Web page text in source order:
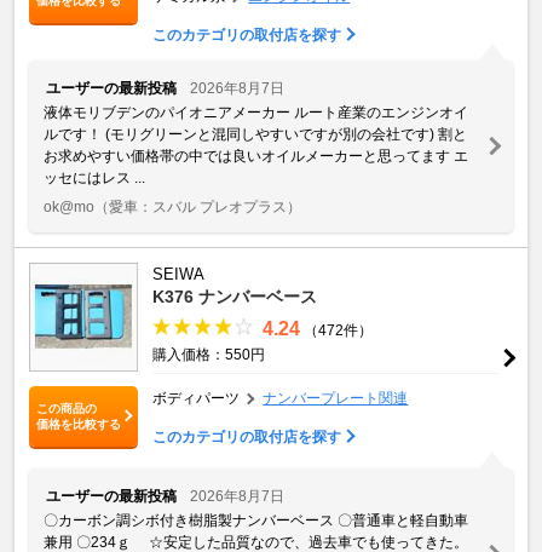
このカテゴリの取付店を探す
ユーザーの最新投稿
2026年8月7日
液体モリブデンのパイオニアメーカー ルート産業のエンジンオイ
ルです！ (モリグリーンと混同しやすいですが別の会社です) 割と
お求めやすい価格帯の中では良いオイルメーカーと思ってます エ
ッセにはレス ...
ok@mo （愛車：スバル プレオプラス）
この商品の
価格を比較する
SEIWA
K376 ナンバーベース
4.24
（472件）
購入価格：550円
ボディパーツ ナンバープレート関連
このカテゴリの取付店を探す
ユーザーの最新投稿
2026年8月7日
〇カーボン調シボ付き樹脂製ナンバーベース 〇普通車と軽自動車
兼用 〇234ｇ ☆安定した品質なので、過去車でも使ってきた。